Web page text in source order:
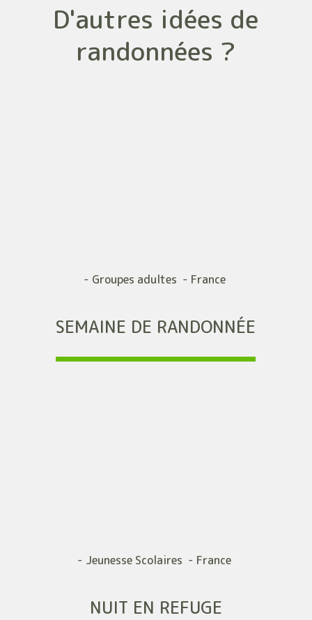
D'autres idées de
randonnées ?
- Groupes adultes - France
SEMAINE DE RANDONNÉE
- Jeunesse Scolaires - France
NUIT EN REFUGE